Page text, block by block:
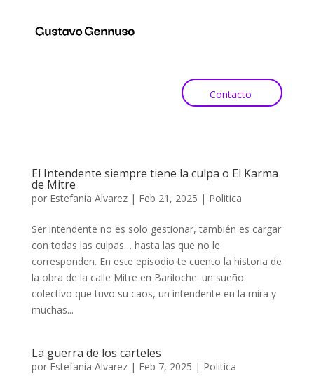
Contacto
El Intendente siempre tiene la culpa o El Karma
de Mitre
por Estefania Alvarez| Feb 21, 2025 | Politica
Ser intendente no es solo gestionar, también es cargar
con todas las culpas… hasta las que no le
corresponden. En este episodio te cuento la historia de
la obra de la calle Mitre en Bariloche: un sueño
colectivo que tuvo su caos, un intendente en la mira y
muchas...
La guerra de los carteles
por Estefania Alvarez| Feb 7, 2025 | Politica